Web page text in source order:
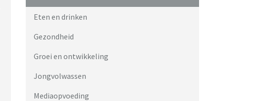
Eten en drinken
Gezondheid
Groei en ontwikkeling
Jongvolwassen
Mediaopvoeding